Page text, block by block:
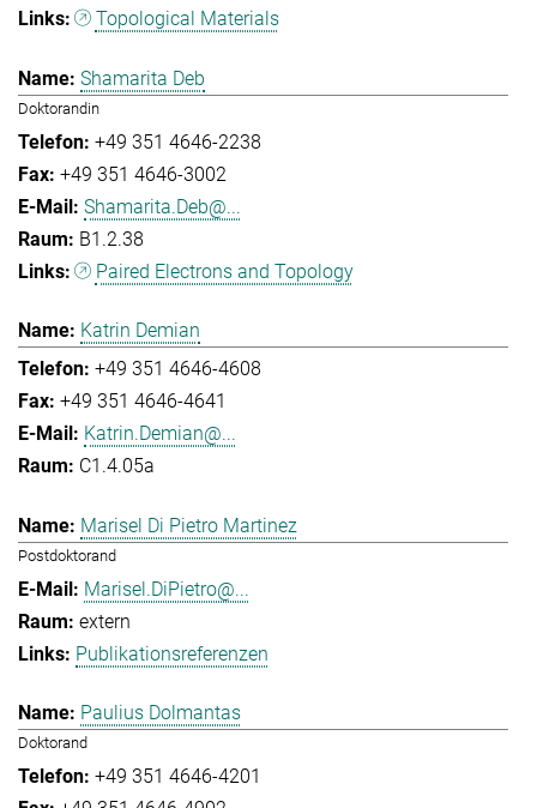
Topological Materials
Shamarita Deb
Doktorandin
+49 351 4646-2238
+49 351 4646-3002
Shamarita.Deb@...
B1.2.38
Paired Electrons and Topology
Katrin Demian
+49 351 4646-4608
+49 351 4646-4641
Katrin.Demian@...
C1.4.05a
Marisel Di Pietro Martinez
Postdoktorand
Marisel.DiPietro@...
extern
Publikationsreferenzen
Paulius Dolmantas
Doktorand
+49 351 4646-4201